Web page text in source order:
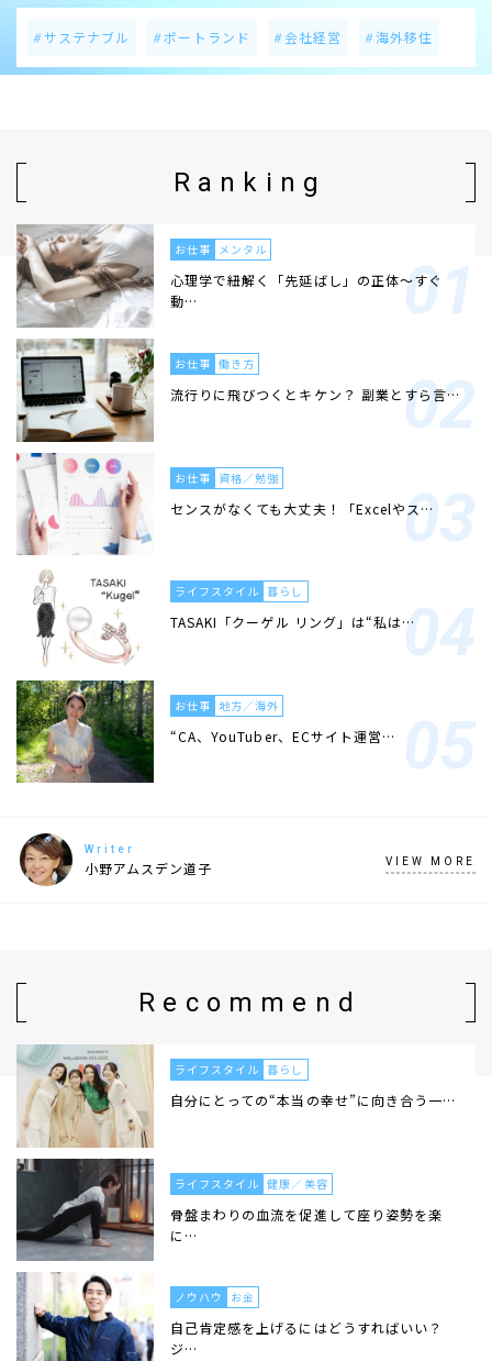
サステナブル ポートランド 会社経営 海外移住
Ranking
お仕事 メンタル
心理学で紐解く「先延ばし」の正体〜すぐ
動…
お仕事 働き方
流行りに飛びつくとキケン？ 副業とすら言…
お仕事 資格／勉強
センスがなくても大丈夫！「Excelやス…
ライフスタイル 暮らし
TASAKI「クーゲル リング」は“私は…
お仕事 地方／海外
“CA、YouTuber、ECサイト運営…
Writer
小野アムスデン道子 VIEW MORE
Recommend
ライフスタイル 暮らし
自分にとっての“本当の幸せ”に向き合う一…
ライフスタイル 健康／美容
骨盤まわりの血流を促進して座り姿勢を楽
に…
ノウハウ お金
自己肯定感を上げるにはどうすればいい？
ジ…